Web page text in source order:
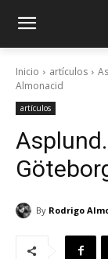
Inicio artículos
Almonacid
artículos
By Rodrigo